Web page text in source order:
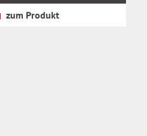
zum Produkt